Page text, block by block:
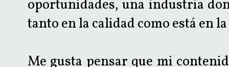
oportunidades, una industria
tanto en la calidad como está en
Me gusta pensar que mi